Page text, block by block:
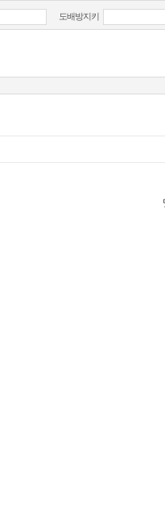
도배방지키